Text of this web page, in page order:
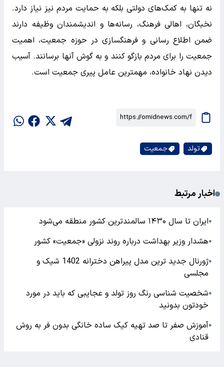
نه تنها به کمک‌های دولتی بلکه به حمایت مردم نیز نیاز دارد.
نخبگان، اهالی فرهنگ، رسانه‌ها و اندیشمندان وظیفه دارند
ضمن اطلاع رسانی و فرهنگسازی در حوزه جمعیت، اهمیت
جمعیت را برای مردم بازگو کنند و به گوش آنها برسانند. آسیب
دیدن نهاد خانواده، مهمترین عامل پیری جمعیت است.
تولد جمعیت
اخبار مرتبط
●ایران تا سال ۱۴۳۰ سالمندترین کشور منطقه می‌شود
●هشدار وزیر بهداشت درباره روند نزولی «جمعیت» کشور
●
ژورنال جدید ترین مدل پیراهن دخترانه 1402 شیک و
مجلسی
●شخصیت شناسی رنگ روز تولد و عجایبی که باید در مورد
خودتون بدونید
●آموزش صفر تا صد تهیه کیک ساده خانگی بدون فر به روش
قنادی